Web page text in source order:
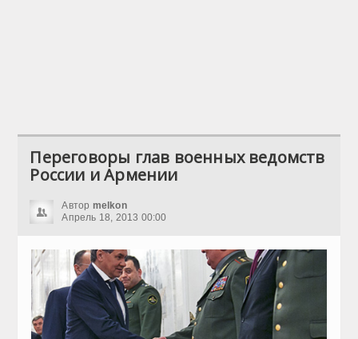
Переговоры глав военных ведомств
России и Армении
Автор melkon
Апрель 18, 2013 00:00